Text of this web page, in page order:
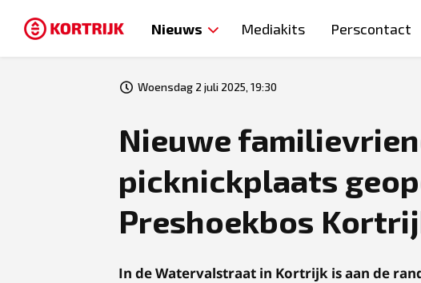
Nieuws Mediakits Perscontact
Woensdag 2 juli 2025, 19:30
Nieuwe
picknickplaats
Preshoekbos
In de Watervalstraat in Kortrijk is aan de